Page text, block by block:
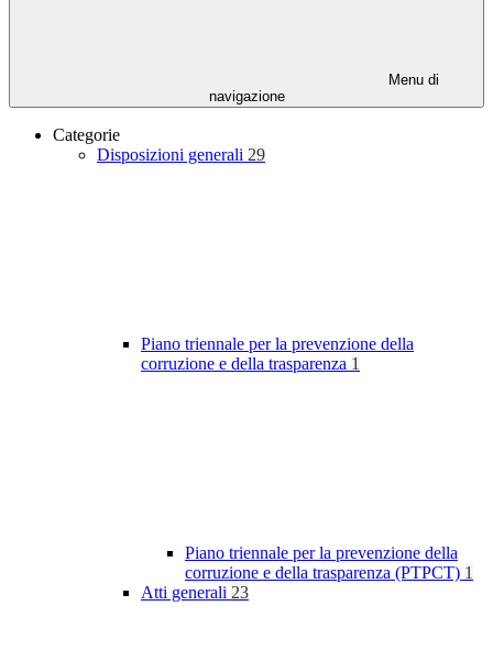
Menu di
navigazione
Categorie
Disposizioni generali 29
Piano triennale per la prevenzione della
corruzione e della trasparenza 1
Piano triennale per la prevenzione della
corruzione e della trasparenza (PTPCT) 1
Atti generali 23